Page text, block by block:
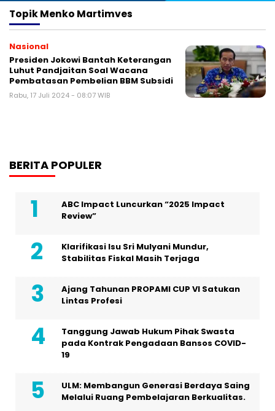
TopikMenko Martimves
Nasional
Presiden Jokowi Bantah Keterangan
Luhut Pandjaitan Soal Wacana
Pembatasan Pembelian BBM Subsidi
Rabu, 17 Juli 2024 - 08:07 WIB
BERITA POPULER
ABC Impact Luncurkan “2025 Impact
Review”
Klarifikasi Isu Sri Mulyani Mundur,
Stabilitas Fiskal Masih Terjaga
Ajang Tahunan PROPAMI CUP VI Satukan
Lintas Profesi
Tanggung Jawab Hukum Pihak Swasta
pada Kontrak Pengadaan Bansos COVID-
19
ULM: Membangun Generasi Berdaya Saing
Melalui Ruang Pembelajaran Berkualitas.